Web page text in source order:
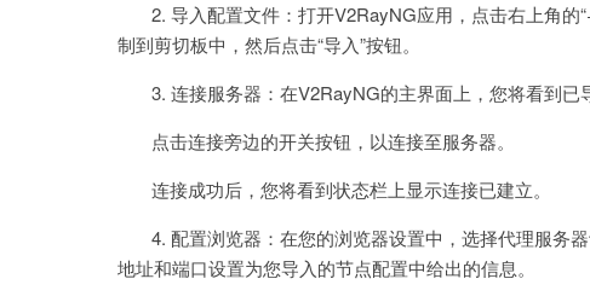
2. 导入配置文件：打开V2RayNG应用，点击右上角的
制到剪切板中，然后点击“导入”按钮。
3. 连接服务器：在V2RayNG的主界面上，您将看到已
点击连接旁边的开关按钮，以连接至服务器。
连接成功后，您将看到状态栏上显示连接已建立。
4. 配置浏览器：在您的浏览器设置中，选择代理服务器
地址和端口设置为您导入的节点配置中给出的信息。